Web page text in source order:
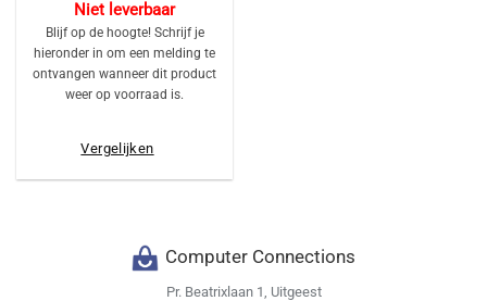
Niet leverbaar
Blijf op de hoogte! Schrijf je
hieronder in om een melding te
ontvangen wanneer dit product
weer op voorraad is.
Vergelijken
Computer Connections
Pr. Beatrixlaan 1, Uitgeest